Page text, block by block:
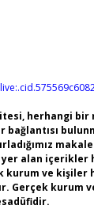
herhangi bir
bağlantısı
yer alan içerikler
kurum ve kişiler
Gerçek kurum